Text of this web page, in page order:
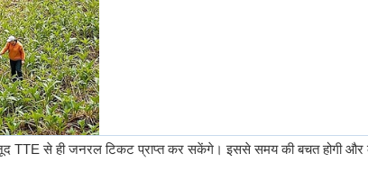
TTE से ही जनरल टिकट प्राप्त कर सकेंगे। इससे समय की बचत होगी और